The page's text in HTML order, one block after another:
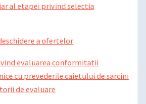
al etapei privind selectia
a ofertelor
evaluarea conformitatii
cu prevederile caietului de sarcini
de evaluare